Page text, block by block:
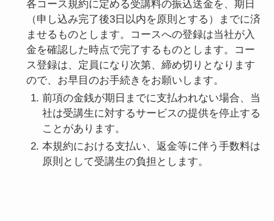
各コース規約に定める受講料の振込送金を、期日
（申し込み完了後3日以内を原則とする）までに済
ませるものとします。コースへの登録は当社が入
金を確認した時点で完了するものとします。コー
ス登録は、定員になり次第、締め切りとなります
ので、お早目のお手続きをお願いします。
前項の金銭が期日までに支払われない場合、当
社は受講生に対するサービスの提供を停止する
ことがあります。
本規約における支払い、返金等に伴う手数料は
原則として受講生の負担とします。